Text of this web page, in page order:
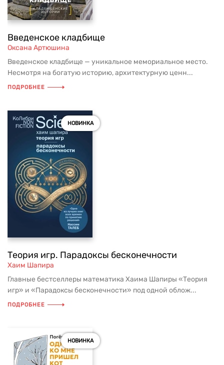
Введенское кладбище
Оксана Артюшина
Введенское кладбище — уникальное мемориальное место.
Несмотря на богатую историю, архитектурную ценн...
ПОДРОБНЕЕ
НОВИНКА
Теория игр. Парадоксы бесконечности
Хаим Шапира
Главные бестселлеры математика Хаима Шапиры «Теория
игр» и «Парадоксы бесконечности» под одной облож...
ПОДРОБНЕЕ
НОВИНКА